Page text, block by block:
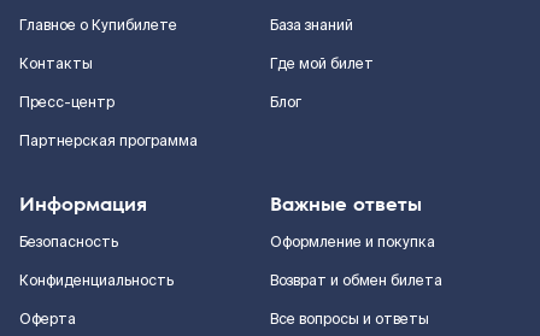
Главное о Купибилете
Контакты
Пресс-центр
Партнерская программа
База знаний
Где мой билет
Блог
Информация
Безопасность
Конфиденциальность
Оферта
Важные ответы
Оформление и покупка
Возврат и обмен билета
Все вопросы и ответы